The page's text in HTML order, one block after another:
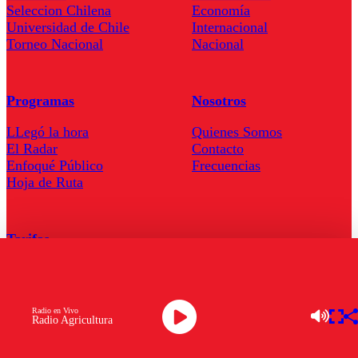
Radio Agricultura
Radio en Vivo
Seleccion Chilena
Universidad de Chile
Torneo Nacional
Economía
Internacional
Nacional
Programas
LLegó la hora
El Radar
Enfoqué Público
Hoja de Ruta
Nosotros
Quienes Somos
Contacto
Frecuencias
Tarifas